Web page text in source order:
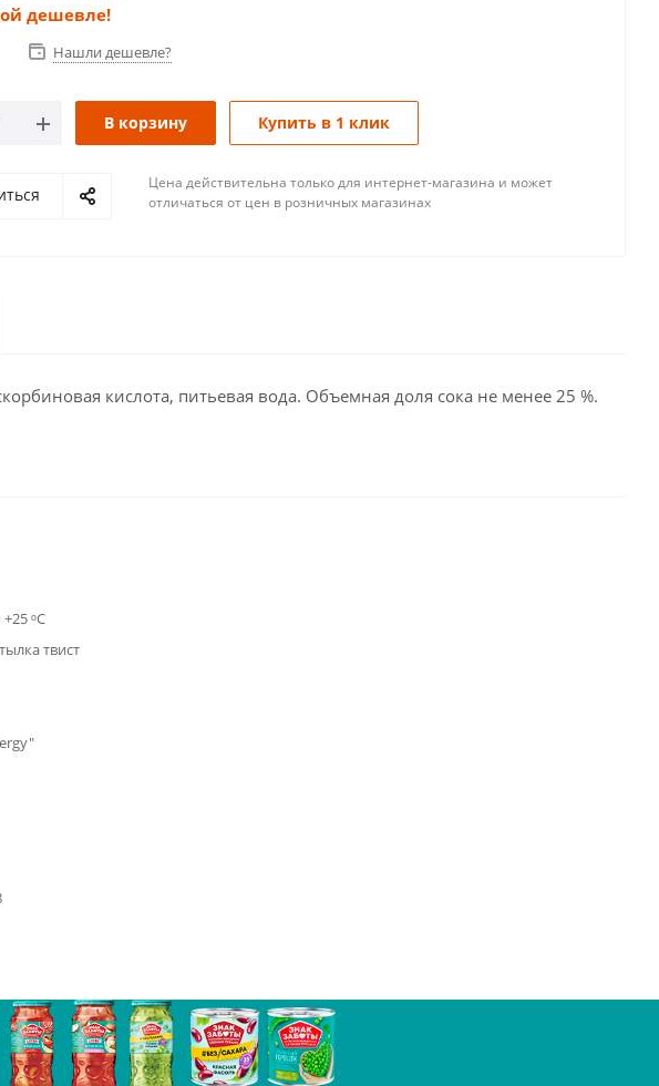
дешевле!
Нашли дешевле?
В корзину Купить в 1 клик
Цена действительна только для интернет-магазина и может
отличаться от цен в розничных магазинах
кислота, питьевая вода. Объемная доля сока не менее 25 %.
+25 ᵒС
твист